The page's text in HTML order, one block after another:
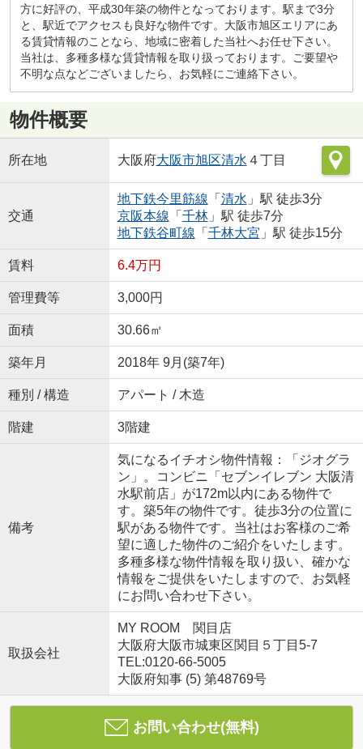
方に好評の、平成30年築の物件となっております。駅まで3分
と、駅近でアクセスも良好な物件です。大阪市旭区エリアにあ
る賃貸情報のことなら、地域に密着した当社へお任せ下さい。
当社は、多種多様な賃貸情報を取り扱っております。ご要望や
不明な点などございましたら、お気軽にご連絡下さい。
物件概要
所在地 大阪府大阪市旭区清水 ４丁目
交通
地下鉄今里筋線 「 清水 」駅 徒歩3分
京阪本線 「 千林」駅 徒歩7分
地下鉄谷町線 「 千林大宮 」駅 徒歩15分
賃料 6.4万円
管理費等 3,000円
面積 30.66㎡
築年月 2018年 9月(築7年)
種別 / 構造 アパート / 木造
階建 3階建
備考
気になるイチオシ物件情報：「ジオグラ
ン」。コンビニ「セブンイレブン 大阪清
水駅前店」が172m以内にある物件で
す。築5年の物件です。徒歩3分の位置に
駅がある物件です。当社はお客様のご希
望に適した物件のご紹介をいたします。
多種多様な物件情報を取り扱い、確かな
情報をご提供をいたしますので、お気軽
にお問い合わせ下さい。
取扱会社
MY ROOM 関目店
大阪府大阪市城東区関目５丁目5-7
TEL:0120-66-5005
大阪府知事 (5) 第48769号
お問い合わせ(無料)